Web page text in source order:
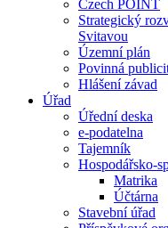
Czech POINT
Strategický
Svitavou
Územní plán
Povinná
Hlášení závad
Úřad
Úřední deska
e-podatelna
Tajemník
Hospodářsko-
Matrika
Účtárna
Stavební úřad